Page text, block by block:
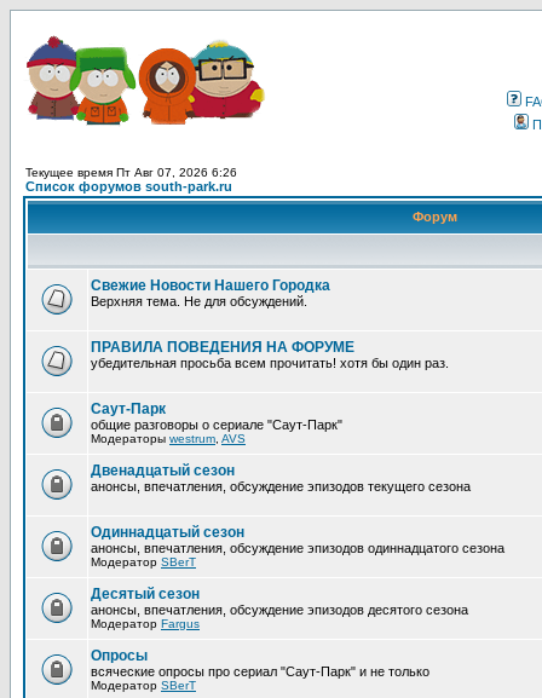
Текущее время Пт Авг 07, 2026 6:26
Список форумов south-park.ru
Форум
Свежие Новости Нашего Городка
Верхняя тема. Не для обсуждений.
ПРАВИЛА ПОВЕДЕНИЯ НА ФОРУМЕ
убедительная просьба всем прочитать! хотя бы один раз.
Саут-Парк
общие разговоры о сериале "Саут-Парк"
Модераторы westrum AVS
Двенадцатый сезон
анонсы, впечатления, обсуждение эпизодов текущего сезона
Одиннадцатый сезон
анонсы, впечатления, обсуждение эпизодов одиннадцатого сезона
Модератор SBerT
Десятый сезон
анонсы, впечатления, обсуждение эпизодов десятого сезона
Модератор Fargus
Опросы
всяческие опросы про сериал "Саут-Парк" и не только
Модератор SBerT